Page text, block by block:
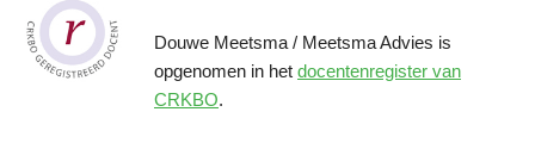
Douwe Meetsma / Meetsma Advies is
opgenomen in het docentenregister van
CRKBO.